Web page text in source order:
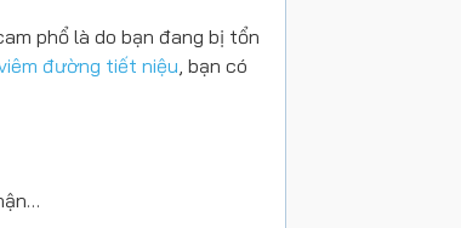
phổ là do bạn đang bị tổn
đường tiết niệu , bạn có